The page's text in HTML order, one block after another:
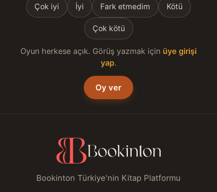
Çok iyi İyi Fark etmedim Kötü
Çok kötü
Oyun herkese açık. Görüş yazmak için üye girişi
yap.
Oy ver
Bookinton Türkiye'nin Kitap Platformu